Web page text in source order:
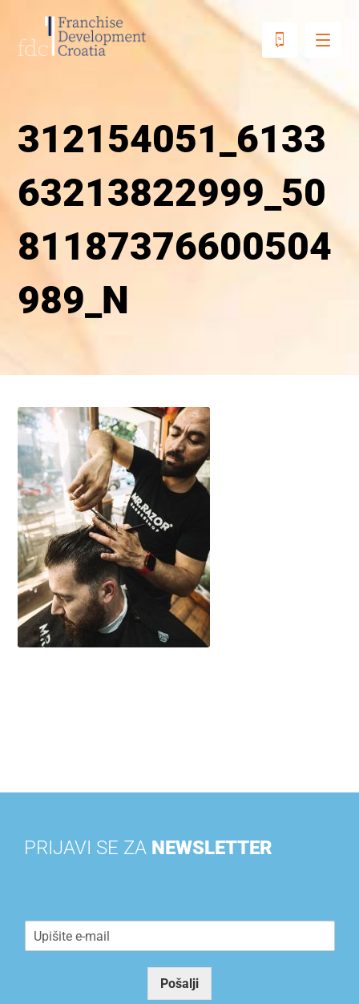
312154051_6133
63213822999_50
81187376600504
989_N
PRIJAVI SE ZANEWSLETTER
m
Pošalji